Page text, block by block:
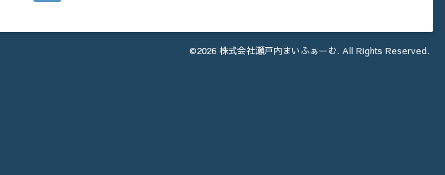
©2026 株式会社瀬戸内まいふぁーむ. All Rights Reserved.